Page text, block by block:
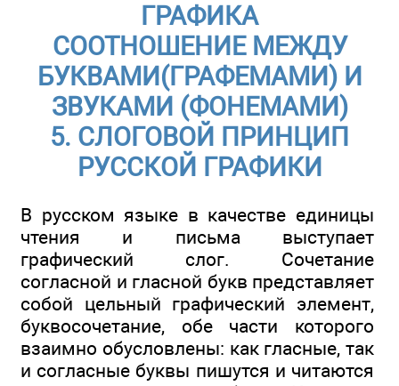
ГРАФИКА
СООТНОШЕНИЕ МЕЖДУ
БУКВАМИ(ГРАФЕМАМИ) И
ЗВУКАМИ (ФОНЕМАМИ)
5. СЛОГОВОЙ ПРИНЦИП
РУССКОЙ ГРАФИКИ
В русском языке в качестве единицы
чтения и письма выступает
графический слог. Сочетание
согласной и гласной букв представляет
собой цельный графический элемент,
буквосочетание, обе части которого
взаимно обусловлены: как гласные, так
и согласные буквы пишутся и читаются